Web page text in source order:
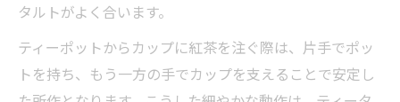
タルトがよく合います。
ティーポットからカップに紅茶を注ぐ際は、片手でポッ
トを持ち、もう一方の手でカップを支えることで安定し